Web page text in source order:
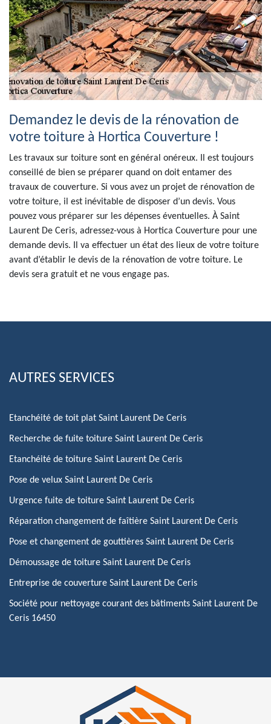
Demandez le devis de la rénovation de
votre toiture à Hortica Couverture !
Les travaux sur toiture sont en général onéreux. Il est toujours
conseillé de bien se préparer quand on doit entamer des
travaux de couverture. Si vous avez un projet de rénovation de
votre toiture, il est inévitable de disposer d’un devis. Vous
pouvez vous préparer sur les dépenses éventuelles. À Saint
Laurent De Ceris, adressez-vous à Hortica Couverture pour une
demande devis. Il va effectuer un état des lieux de votre toiture
avant d’établir le devis de la rénovation de votre toiture. Le
devis sera gratuit et ne vous engage pas.
AUTRES SERVICES
Etanchéité de toit plat Saint Laurent De Ceris
Recherche de fuite toiture Saint Laurent De Ceris
Etanchéité de toiture Saint Laurent De Ceris
Pose de velux Saint Laurent De Ceris
Urgence fuite de toiture Saint Laurent De Ceris
Réparation changement de faîtière Saint Laurent De Ceris
Pose et changement de gouttières Saint Laurent De Ceris
Démoussage de toiture Saint Laurent De Ceris
Entreprise de couverture Saint Laurent De Ceris
Société pour nettoyage courant des bâtiments Saint Laurent De
Ceris 16450